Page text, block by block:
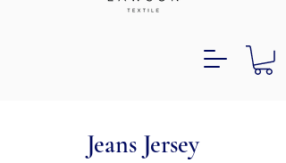
Jeans Jersey